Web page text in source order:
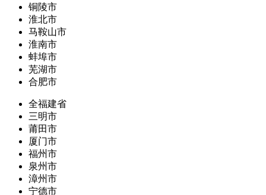
铜陵市
淮北市
马鞍山市
淮南市
蚌埠市
芜湖市
合肥市
全福建省
三明市
莆田市
厦门市
福州市
泉州市
漳州市
宁德市